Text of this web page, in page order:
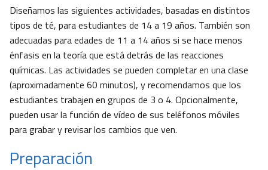
Diseñamos las siguientes actividades, basadas en distintos
tipos de té, para estudiantes de 14 a 19 años. También son
adecuadas para edades de 11 a 14 años si se hace menos
énfasis en la teoría que está detrás de las reacciones
químicas. Las actividades se pueden completar en una clase
(aproximadamente 60 minutos), y recomendamos que los
estudiantes trabajen en grupos de 3 o 4. Opcionalmente,
pueden usar la función de vídeo de sus teléfonos móviles
para grabar y revisar los cambios que ven.
Preparación